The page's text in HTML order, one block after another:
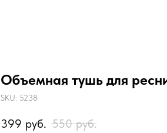
Объемная тушь для
SKU: 5238
399 руб. 550 руб.